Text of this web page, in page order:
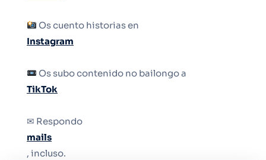
Os cuento historias en
Instagram
Os subo contenido no bailongo a
TikTok
✉ Respondo
mails
, incluso.